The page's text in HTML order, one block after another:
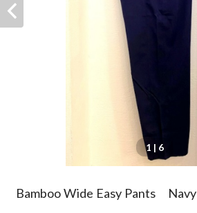
1 | 6
Bamboo Wide Easy Pants Navy